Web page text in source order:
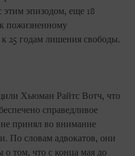
эпизодом, еще 18
пожизненному
25 годам лишения свободы.
Хьюман Райтс Вотч, что
справедливое
не принял во внимание
По словам адвокатов, они
о том, что с конца мая до